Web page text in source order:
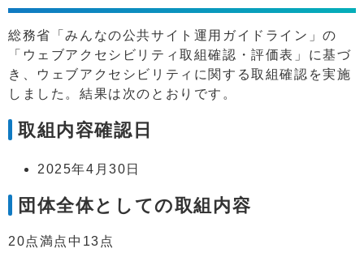
総務省「みんなの公共サイト運用ガイドライン」の
「ウェブアクセシビリティ取組確認・評価表」に基づ
き、ウェブアクセシビリティに関する取組確認を実施
しました。結果は次のとおりです。
取組内容確認日
2025年4月30日
団体全体としての取組内容
20点満点中13点